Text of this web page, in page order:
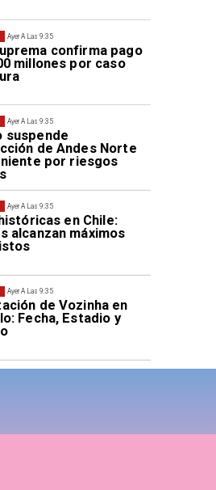
Ayer A Las 9:35
confirma pago
millones por caso
Ayer A Las 9:35
suspende
de Andes Norte
por riesgos
Ayer A Las 9:35
en Chile:
alcanzan máximos
Ayer A Las 9:35
de Vozinha en
Fecha, Estadio y